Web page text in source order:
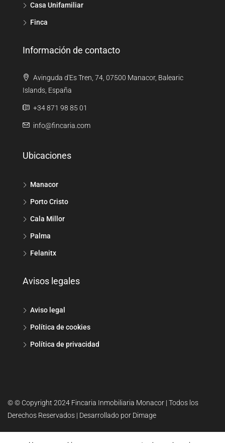
Casa Unifamiliar
Finca
Información de contacto
Avinguda d'Es Tren, 74, 07500 Manacor, Balearic
Islands, España
+34 871 98 85 01
info@fincaria.com
Ubicaciones
Manacor
Porto Cristo
Cala Millor
Palma
Felanitx
Avisos legales
Aviso legal
Política de cookies
Política de privacidad
© © Copyright 2024 Fincaria Inmobiliaria Monacor | Todos los
Derechos Reservados | Desarrollado por Dimage